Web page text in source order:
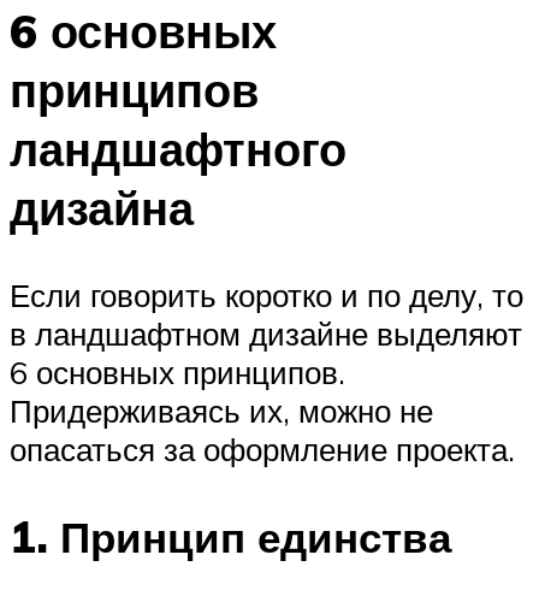
6 основных
принципов
ландшафтного
дизайна
Если говорить коротко и по делу, то
в ландшафтном дизайне выделяют
6 основных принципов.
Придерживаясь их, можно не
опасаться за оформление проекта.
1. Принцип единства